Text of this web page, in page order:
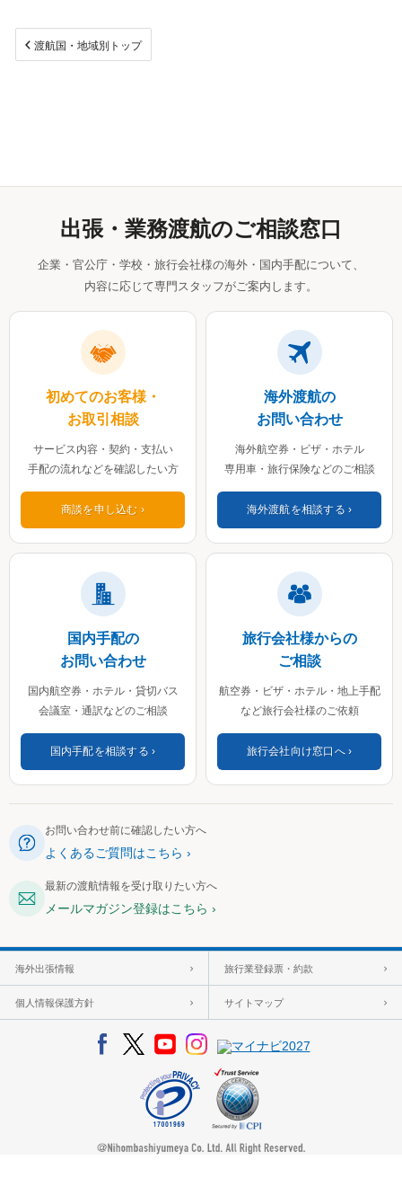
渡航国・地域別トップ
出張・業務渡航のご相談窓口
企業・官公庁・学校・旅行会社様の海外・国内手配について、
内容に応じて専門スタッフがご案内します。
初めてのお客様・
お取引相談
サービス内容・契約・支払い
手配の流れなどを確認したい方
商談を申し込む
海外渡航の
お問い合わせ
海外航空券・ビザ・ホテル
専用車・旅行保険などのご相談
海外渡航を相談する
国内手配の
お問い合わせ
国内航空券・ホテル・貸切バス
会議室・通訳などのご相談
国内手配を相談する
旅行会社様からの
ご相談
航空券・ビザ・ホテル・地上手配
など旅行会社様のご依頼
旅行会社向け窓口へ
お問い合わせ前に確認したい方へ
よくあるご質問はこちら
最新の渡航情報を受け取りたい方へ
メールマガジン登録はこちら
海外出張情報 旅行業登録票・約款
個人情報保護方針 サイトマップ